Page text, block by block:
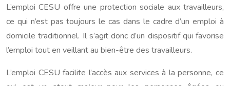
L’emploi CESU offre une protection sociale aux travailleurs,
ce qui n’est pas toujours le cas dans le cadre d’un emploi à
domicile traditionnel. Il s’agit donc d’un dispositif qui favorise
l’emploi tout en veillant au bien-être des travailleurs.
L’emploi CESU facilite l’accès aux services à la personne, ce